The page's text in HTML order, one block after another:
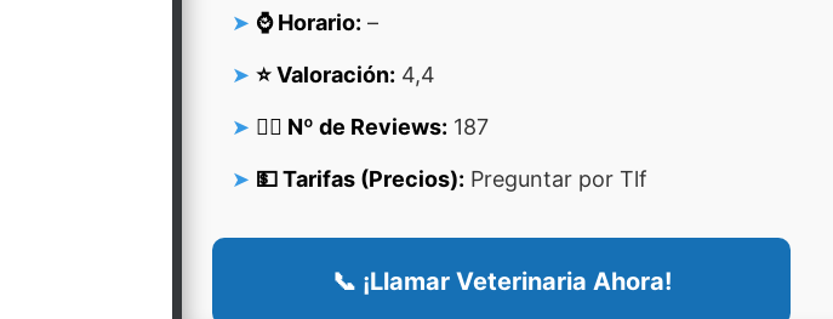
⌚ Horario: –
⭐ Valoración: 4,4
👍🏻 Nº de Reviews: 187
💵 Tarifas (Precios): Preguntar por Tlf
📞 ¡Llamar Veterinaria Ahora!